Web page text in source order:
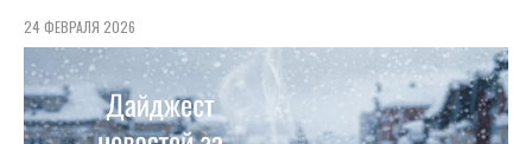
24 ФЕВРАЛЯ 2026